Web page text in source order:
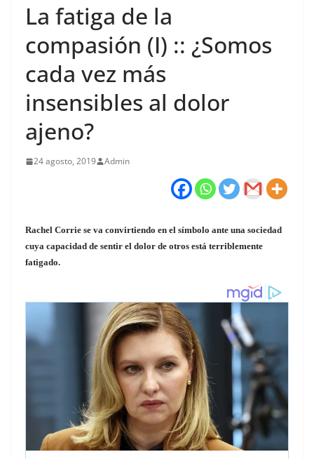
La fatiga de la
compasión (I) :: ¿Somos
cada vez más
insensibles al dolor
ajeno?
24 agosto, 2019 Admin
Rachel Corrie se va convirtiendo en el símbolo ante una sociedad
cuya capacidad de sentir el dolor de otros está terriblemente
fatigado.